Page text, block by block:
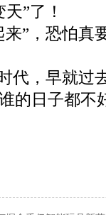
”了！
”，恐怕真
代，早就过
的日子都不